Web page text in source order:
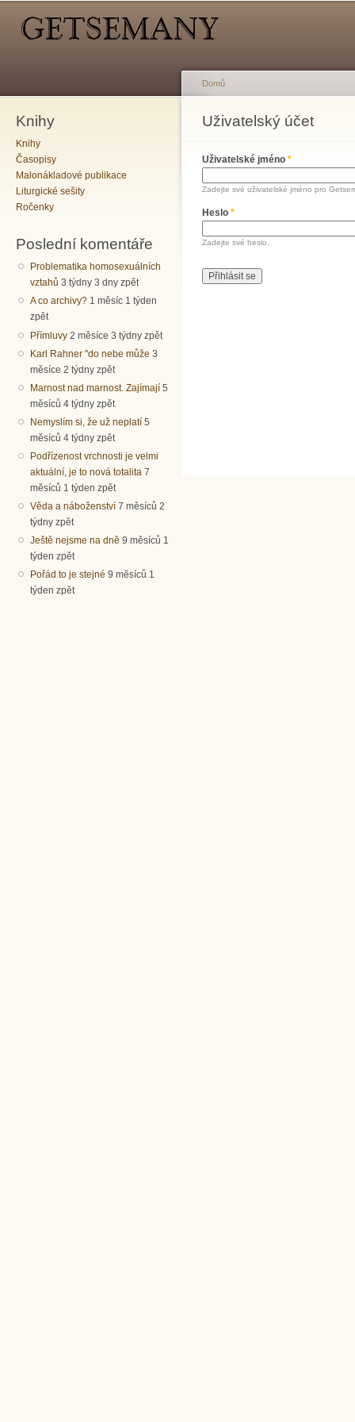
Knihy
Knihy
Časopisy
Malonákladové publikace
Liturgické sešity
Ročenky
Poslední komentáře
Problematika homosexuálních
vztahů 3 týdny 3 dny zpět
A co archivy? 1 měsíc 1 týden
zpět
Přímluvy 2 měsíce 3 týdny zpět
Karl Rahner "do nebe může 3
měsíce 2 týdny zpět
Marnost nad marnost. Zajímají 5
měsíců 4 týdny zpět
Nemyslím si, že už neplatí 5
měsíců 4 týdny zpět
Podřízenost vrchnosti je velmi
aktuální, je to nová totalita 7
měsíců 1 týden zpět
Věda a náboženství 7 měsíců 2
týdny zpět
Ještě nejsme na dně 9 měsíců 1
týden zpět
Pořád to je stejné 9 měsíců 1
týden zpět
Jste zde
Domů
Uživatelský účet
Hlavní záložky
Uživatelské jméno *
Zadejte své uživatelské jméno pro
Heslo *
Zadejte své heslo.